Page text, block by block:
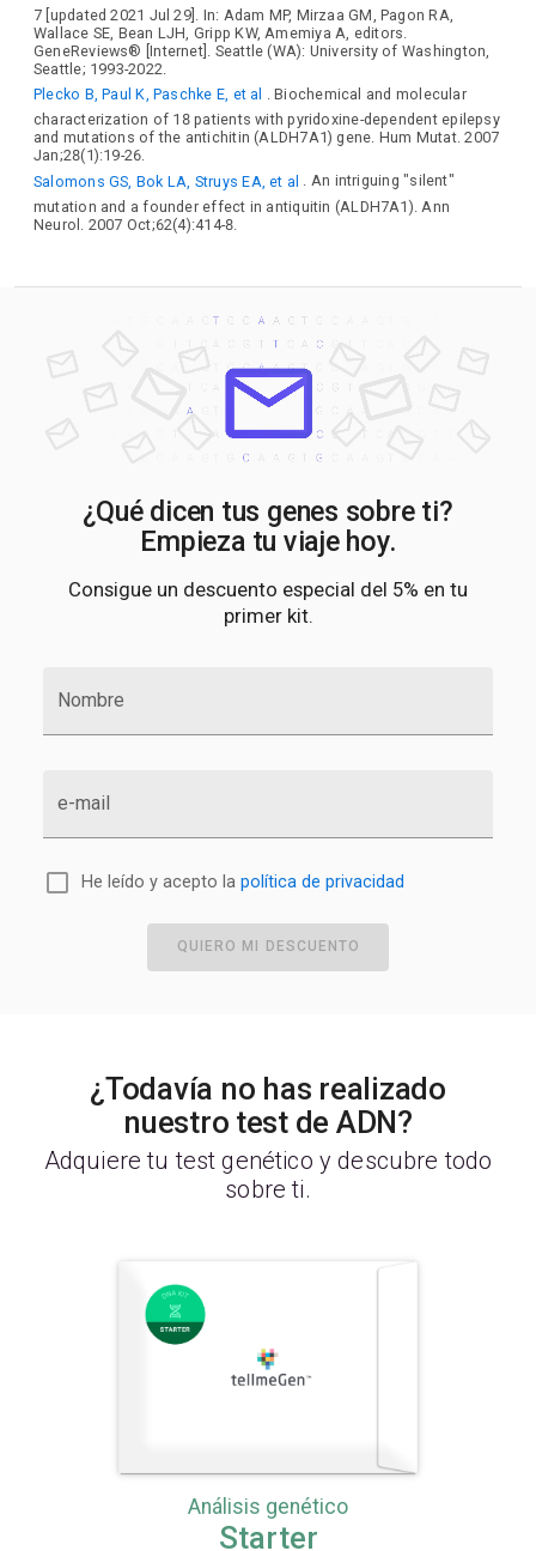
7 [updated 2021 Jul 29]. In: Adam MP, Mirzaa GM, Pagon RA,
Wallace SE, Bean LJH, Gripp KW, Amemiya A, editors.
GeneReviews® [Internet]. Seattle (WA): University of Washington,
Seattle; 1993-2022.
Plecko B, Paul K, Paschke E, et al . Biochemical and molecular
characterization of 18 patients with pyridoxine-dependent epilepsy
and mutations of the antichitin (ALDH7A1) gene. Hum Mutat. 2007
Jan;28(1):19-26.
Salomons GS, Bok LA, Struys EA, et al . An intriguing "silent"
mutation and a founder effect in antiquitin (ALDH7A1). Ann
Neurol. 2007 Oct;62(4):414-8.
¿Qué dicen tus genes sobre ti?
Empieza tu viaje hoy.
Consigue un descuento especial del 5% en tu
primer kit.
Nombre
e-mail
He leído y acepto la política de privacidad
QUIERO MI DESCUENTO
¿Todavía no has realizado
nuestro test de ADN?
Adquiere tu test genético y descubre todo
sobre ti.
Análisis genético
Starter